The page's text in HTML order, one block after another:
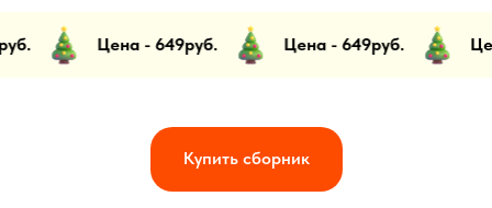
Цена - 649руб. Цена - 649руб. Цена -
Купить сборник